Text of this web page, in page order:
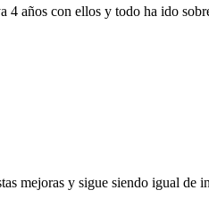
años con ellos y todo ha ido
mejoras y sigue siendo igual de